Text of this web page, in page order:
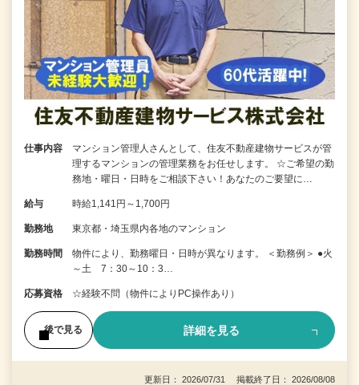
仕事内容
マンション管理人さんとして、住友不動産建物サービスが管
理するマンションの管理業務をお任せします。 ☆ご希望の勤
務地・曜日・日時をご相談下さい！あなたのご要望に…
給与 時給1,141円～1,700円
勤務地 東京都・埼玉県内各地のマンション
勤務時間
物件により、勤務曜日・日時が異なります。 ＜勤務例＞ ●火
～土 7：30～10：3…
応募資格 ☆経験不問（物件によりPC操作あり）
後で見る 詳細を見る
更新日： 2026/07/31 掲載終了日： 2026/08/08